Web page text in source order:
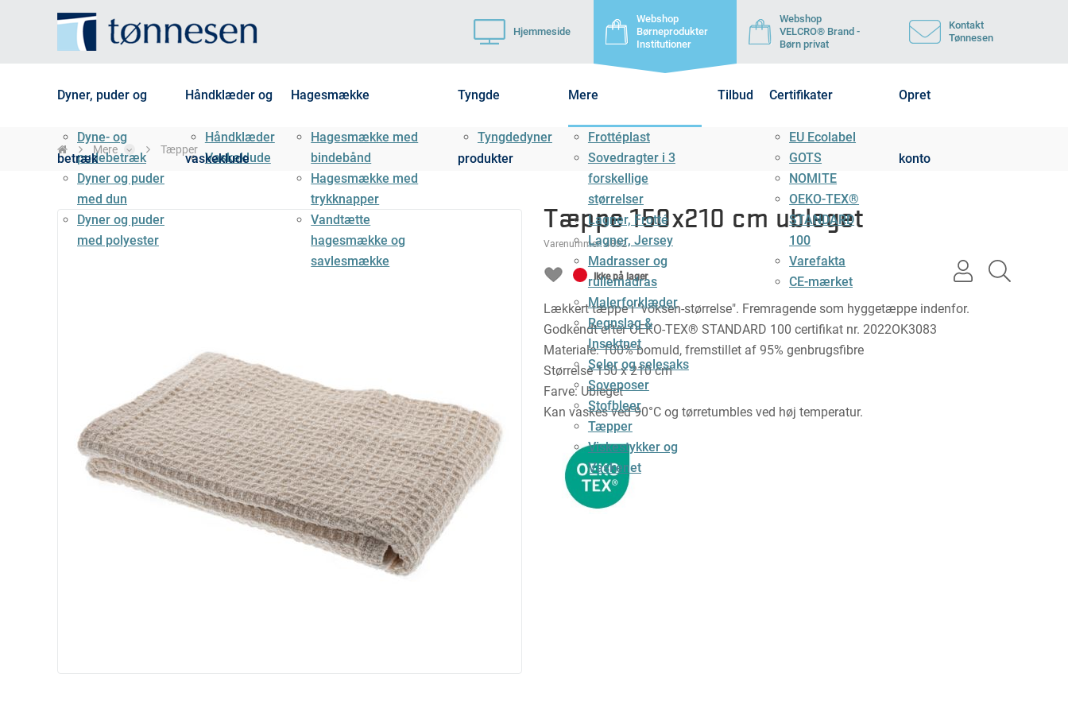
Hjemmeside
Webshop
Børneprodukter
Institutioner
Webshop
VELCRO® Brand -
Børn privat
Kontakt
Tønnesen
Dyner, puder og
betræk
Dyne- og
pudebetræk
Dyner og puder
med dun
Dyner og puder
med polyester
Håndklæder og
vaskeklude
Håndklæder
Vaskeklude
Hagesmække
Hagesmække med
bindebånd
Hagesmække med
trykknapper
Vandtætte
hagesmække og
savlesmække
Tyngde
produkter
Tyngdedyner
Mere
Frottéplast
Sovedragter i 3
forskellige
størrelser
Lagner, Frotté
Lagner, Jersey
Madrasser og
rullemadras
Malerforklæder
Regnslag &
Insektnet
Seler og selesaks
Soveposer
Stofbleer
Tæpper
Viskestykker og
Vaskenet
Tilbud Certifikater
EU Ecolabel
GOTS
NOMITE
OEKO-TEX®
STANDARD
100
Varefakta
CE-mærket
Opret
konto
user
Mere Tæpper
Tæppe 150x210 cm ubleget
Varenummer:4892
Ikke på lager
Lækkert tæppe i "voksen-størrelse". Fremragende som hyggetæppe indenfor.
Godkendt efter OEKO-TEX® STANDARD 100 certifikat nr. 2022OK3083
Materiale: 100% bomuld, fremstillet af 95% genbrugsfibre
Størrelse 150 x 210 cm
Farve: Ubleget
Kan vaskes ved 90°C og tørretumbles ved høj temperatur.